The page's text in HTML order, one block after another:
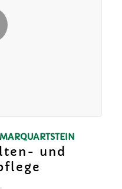
MARQUARTSTEIN
und